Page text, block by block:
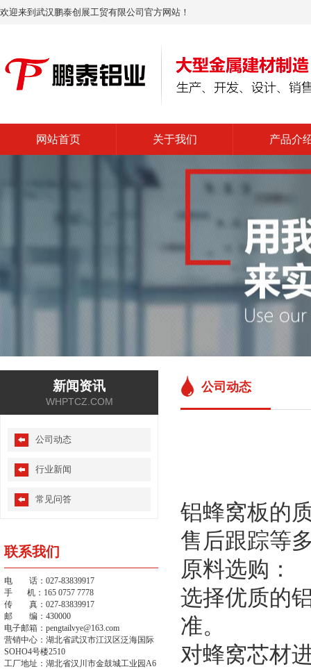
欢迎来到武汉鹏泰创展工贸有限公司官方网站！
网站首页 关于我们 产品介
公司动态
铝蜂窝板的
售后跟踪等
原料选购：
选择优质的
准。
对蜂窝芯材
新闻资讯
WHPTCZ.COM
公司动态
行业新闻
常见问答
联系我们
电 话：027-83839917
手 机：165 0757 7778
传 真：027-83839917
邮 编：430000
电子邮箱：pengtailvye@163.com
营销中心：湖北省武汉市江汉区泛海国际
SOHO4号楼2510
工厂地址：湖北省汉川市金鼓城工业园A6